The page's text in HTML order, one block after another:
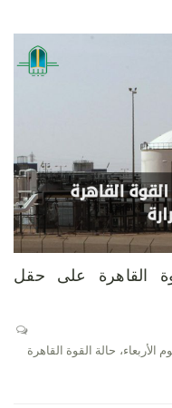
القاهرة على حقل
حالة القوة القاهرة